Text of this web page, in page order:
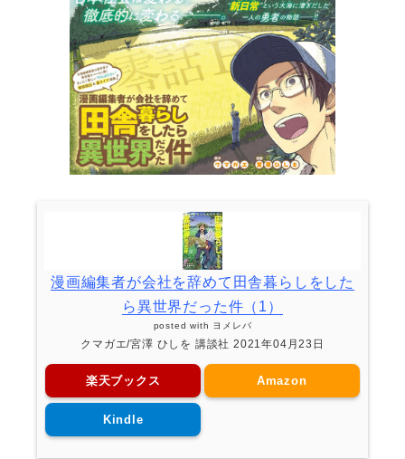
漫画編集者が会社を辞めて田舎暮らしをした
ら異世界だった件（1）
posted with ヨメレバ
クマガエ/宮澤 ひしを 講談社 2021年04月23日
楽天ブックス Amazon
Kindle